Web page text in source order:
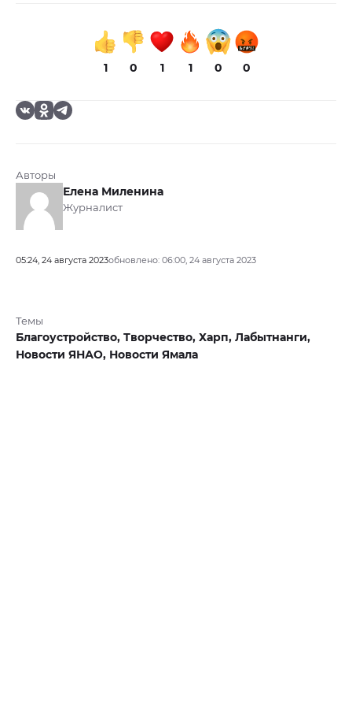
1 0 1 1 0 0
Авторы
Елена Миленина
Журналист
05:24, 24 августа 2023обновлено: 06:00, 24 августа 2023
Темы
Благоустройство, Творчество, Харп, Лабытнанги,
Новости ЯНАО, Новости Ямала